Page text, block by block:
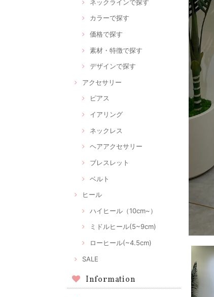
ネックラインで探す
カラーで探す
価格で探す
素材・特徴で探す
デザインで探す
アクセサリー
ピアス
イアリング
ネックレス
ヘアアクセサリー
ブレスレット
ベルト
ヒール
ハイヒール（10cm~）
ミドルヒール(5~9cm)
ローヒール(~4.5cm)
SALE
Information